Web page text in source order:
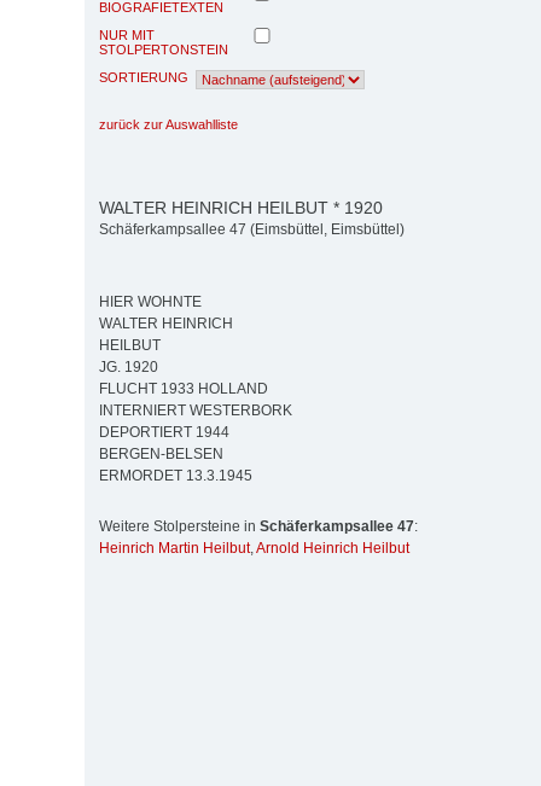
BIOGRAFIETEXTEN
NUR MIT
STOLPERTONSTEIN
SORTIERUNG
zurück zur Auswahlliste
WALTER HEINRICH HEILBUT * 1920
Schäferkampsallee 47 (Eimsbüttel, Eimsbüttel)
HIER WOHNTE
WALTER HEINRICH
HEILBUT
JG. 1920
FLUCHT 1933 HOLLAND
INTERNIERT WESTERBORK
DEPORTIERT 1944
BERGEN-BELSEN
ERMORDET 13.3.1945
Weitere Stolpersteine in Schäferkampsallee 47:
Heinrich Martin Heilbut,Arnold Heinrich Heilbut